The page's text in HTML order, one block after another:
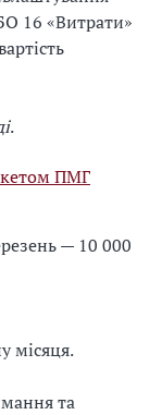
16 «Витрати»
.
ПМГ
— 10 000
місяця.
та